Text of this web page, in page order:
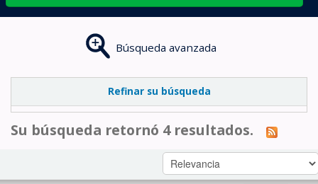
Búsqueda avanzada
Refinar su búsqueda
Su búsqueda retornó 4 resultados.